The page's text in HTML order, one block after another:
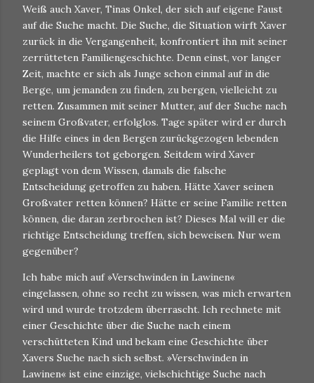
Weiß auch Xaver, Tinas Onkel, der sich auf eigene Faust
auf die Suche macht. Die Suche, die Situation wirft Xaver
zurück in die Vergangenheit, konfrontiert ihn mit seiner
zerrütteten Familiengeschichte. Denn einst, vor langer
Zeit, machte er sich als Junge schon einmal auf in die
Berge, um jemanden zu finden, zu bergen, vielleicht zu
retten. Zusammen mit seiner Mutter, auf der Suche nach
seinem Großvater, erfolglos. Tage später wird er durch
die Hilfe eines in den Bergen zurückgezogen lebenden
Wunderheilers tot geborgen. Seitdem wird Xaver
geplagt von dem Wissen, damals die falsche
Entscheidung getroffen zu haben. Hätte Xaver seinen
Großvater retten können? Hätte er seine Familie retten
können, die daran zerbrochen ist? Dieses Mal will er die
richtige Entscheidung treffen, sich beweisen. Nur wem
gegenüber?
Ich habe mich auf »Verschwinden in Lawinen«
eingelassen, ohne so recht zu wissen, was mich erwarten
wird und wurde trotzdem überrascht. Ich rechnete mit
einer Geschichte über die Suche nach einem
verschütteten Kind und bekam eine Geschichte über
Xavers Suche nach sich selbst. »Verschwinden in
Lawinen« ist eine einzige, vielschichtige Suche nach